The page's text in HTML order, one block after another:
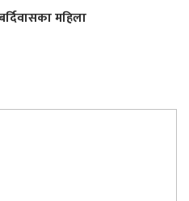
महिला